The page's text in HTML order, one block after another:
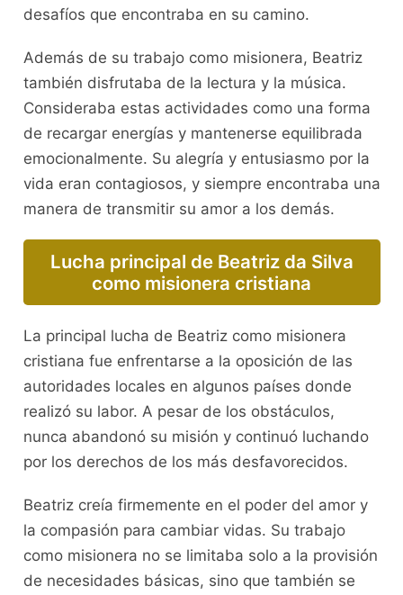
desafíos que encontraba en su camino.
Además de su trabajo como misionera, Beatriz
también disfrutaba de la lectura y la música.
Consideraba estas actividades como una forma
de recargar energías y mantenerse equilibrada
emocionalmente. Su alegría y entusiasmo por la
vida eran contagiosos, y siempre encontraba una
manera de transmitir su amor a los demás.
Lucha principal de Beatriz da Silva
como misionera cristiana
La principal lucha de Beatriz como misionera
cristiana fue enfrentarse a la oposición de las
autoridades locales en algunos países donde
realizó su labor. A pesar de los obstáculos,
nunca abandonó su misión y continuó luchando
por los derechos de los más desfavorecidos.
Beatriz creía firmemente en el poder del amor y
la compasión para cambiar vidas. Su trabajo
como misionera no se limitaba solo a la provisión
de necesidades básicas, sino que también se